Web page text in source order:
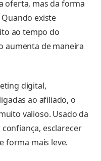
oferta, mas da forma
existe
ao tempo do
aumenta de maneira
digital,
ao afiliado, o
valioso. Usado da
esclarecer
forma mais leve.